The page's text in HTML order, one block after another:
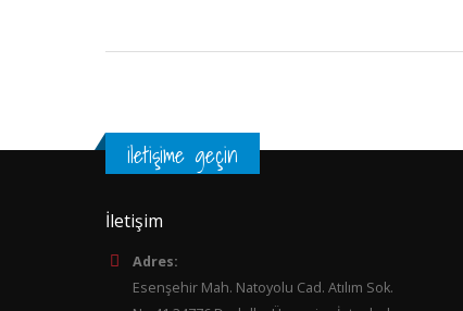
iletişime geçin
İletişim
Adres:
Esenşehir Mah. Natoyolu Cad. Atılım Sok.